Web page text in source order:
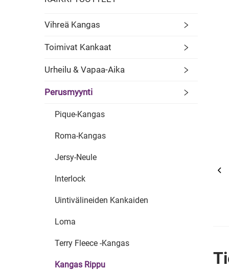
Vihreä Kangas
Toimivat Kankaat
Urheilu & Vapaa-Aika
Perusmyynti
Pique-Kangas
Roma-Kangas
Jersy-Neule
Interlock
Uintivälineiden Kankaiden
Loma
Terry Fleece -kangas
Kangas Rippu